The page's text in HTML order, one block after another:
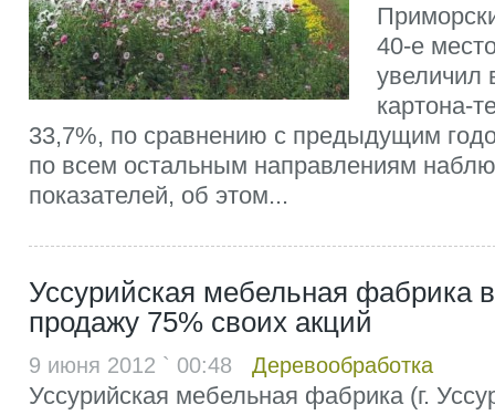
40-е
увеличил
картона-
33,7%, по сравнению с предыдущим
по всем остальным направлениям
показателей, об этом...
Уссурийская мебельная фабрика
продажу 75% своих акций
9 июня 2012 ` 00:48 Деревообработка
Уссурийская мебельная фабрика (г.